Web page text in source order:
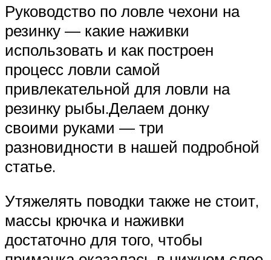
Руководство по ловле чехони на
резинку — какие наживки
использовать и как построен
процесс ловли самой
привлекательной для ловли на
резинку рыбы.Делаем донку
своими руками — три
разновидности в нашей подробной
статье.
Утяжелять поводки также не стоит,
массы крючка и наживки
достаточно для того, чтобы